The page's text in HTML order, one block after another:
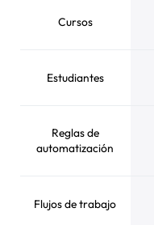
Cursos
Estudiantes
Reglas de
automatización
Flujos de trabajo